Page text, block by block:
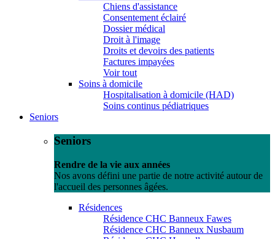
Chiens d'assistance
Consentement éclairé
Dossier médical
Droit à l'image
Droits et devoirs des patients
Factures impayées
Voir tout
Soins à domicile
Hospitalisation à domicile (HAD)
Soins continus pédiatriques
Seniors
Seniors
Rendre de la vie aux années
Nos avons défini une partie de notre activité autour de
l'accueil des personnes âgées.
Résidences
Résidence CHC Banneux Fawes
Résidence CHC Banneux Nusbaum